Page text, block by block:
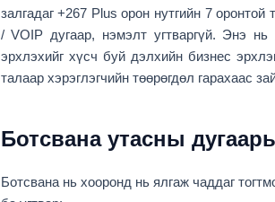
залгадаг+267 Plus орон нутгийн 7 оронтой
/ VOIP дугаар, нэмэлт угтваргүй. Энэ нь
эрхлэхийг хүсч буй дэлхийн бизнес
талаар хэрэглэгчийн төөрөгдөл гарахаас
Ботсвана утасны
Ботсвана нь хооронд нь ялгаж чаддаг